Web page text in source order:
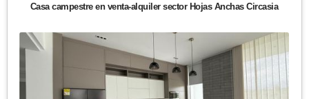
Casa campestre en venta-alquiler sector Hojas Anchas Circasia